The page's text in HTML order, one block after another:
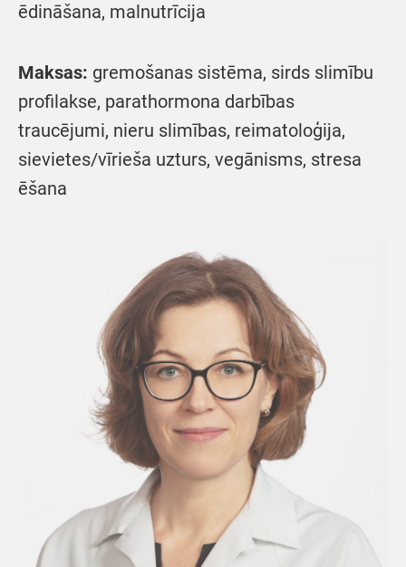
ēdināšana, malnutrīcija
Maksas: gremošanas sistēma, sirds slimību
profilakse, parathormona darbības
traucējumi, nieru slimības, reimatoloģija,
sievietes/vīrieša uzturs, vegānisms, stresa
ēšana